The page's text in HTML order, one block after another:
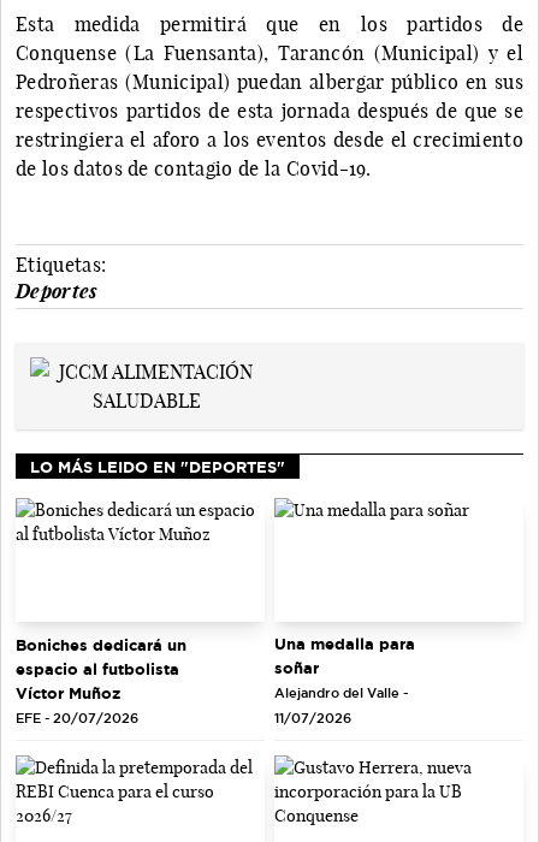
Esta medida permitirá que en los partidos de
Conquense (La Fuensanta), Tarancón (Municipal) y el
Pedroñeras (Municipal) puedan albergar público en sus
respectivos partidos de esta jornada después de que se
restringiera el aforo a los eventos desde el crecimiento
de los datos de contagio de la Covid-19.
Etiquetas:
Deportes
LO MÁS LEIDO EN "DEPORTES"
Boniches dedicará un
espacio al futbolista
Víctor Muñoz
EFE - 20/07/2026
Una medalla para
soñar
Alejandro del Valle -
11/07/2026